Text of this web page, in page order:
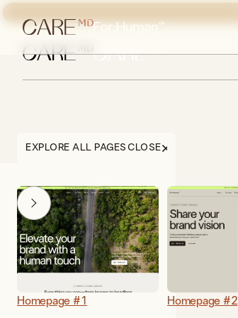
Homepage #1 Homepage #2
EXPLORE ALL PAGES CLOSE